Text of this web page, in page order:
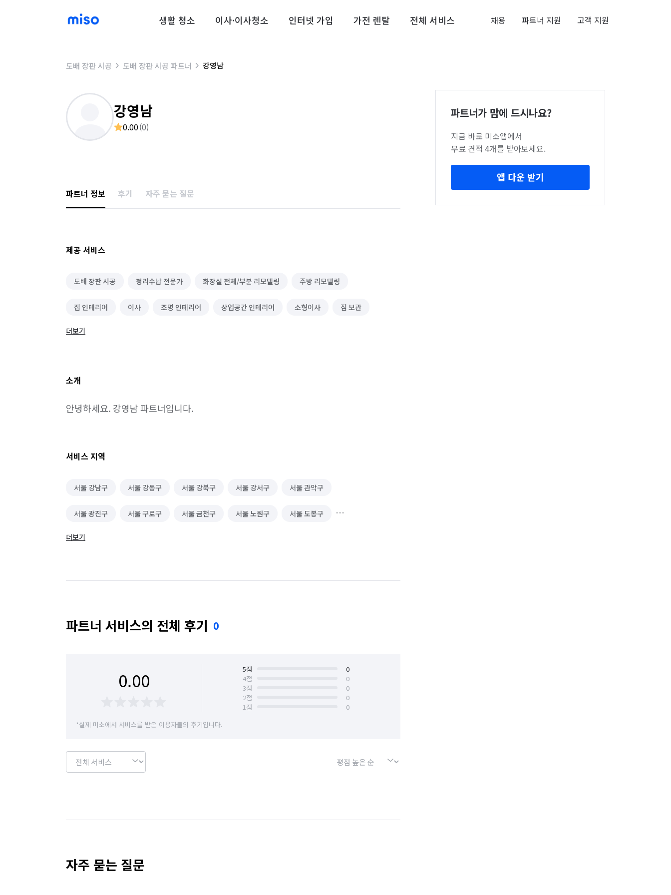
생활 청소 이사·이사청소 인터넷 가입 가전 렌탈 전체 서비스 채용 파트너 지원 고객 지원
도배 장판 시공 도배 장판 시공 파트너 강영남
강영남
0.00(0)
파트너 정보 후기 자주 묻는 질문
제공 서비스
도배 장판 시공 정리수납 전문가 화장실 전체/부분 리모델링 주방 리모델링
집 인테리어 이사 조명 인테리어 상업공간 인테리어 소형이사 짐 보관
용달/화물 운송
무진동/냉동/냉장차량
더보기
소개
안녕하세요. 강영남 파트너입니다.
서비스 지역
서울 강남구 서울 강동구 서울 강북구 서울 강서구 서울 관악구
서울 광진구 서울 구로구 서울 금천구 서울 노원구 서울 도봉구
서울 동대문구
더보기
파트너 서비스의 전체 후기 0
0.00 5점
0
4점
0
3점
0
2점
0
1점
0
*실제 미소에서 서비스를 받은 이용자들의 후기입니다.
자주 묻는 질문
파트너가 맘에 드시나요?
지금 바로 미소앱에서
무료 견적 4개를 받아보세요.
앱 다운 받기